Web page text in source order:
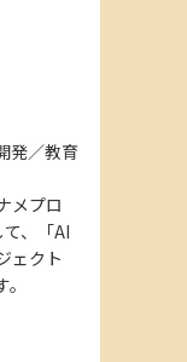
発／教育
メプロ
、「AI
ェクト